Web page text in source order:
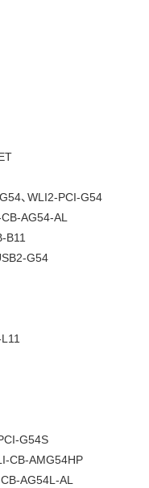
、WLI2-PCI-G54
AG54-AL
B11
G54
G54S
CB-AMG54HP
AG54L-AL